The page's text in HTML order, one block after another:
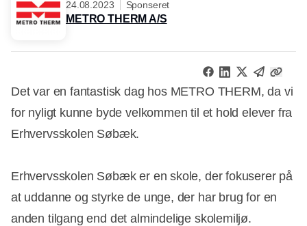
24.08.2023 Sponseret
METRO THERM A/S
Det var en fantastisk dag hos METRO THERM, da vi
for nyligt kunne byde velkommen til et hold elever fra
Erhvervsskolen Søbæk.
Erhvervsskolen Søbæk er en skole, der fokuserer på
at uddanne og styrke de unge, der har brug for en
anden tilgang end det almindelige skolemiljø.